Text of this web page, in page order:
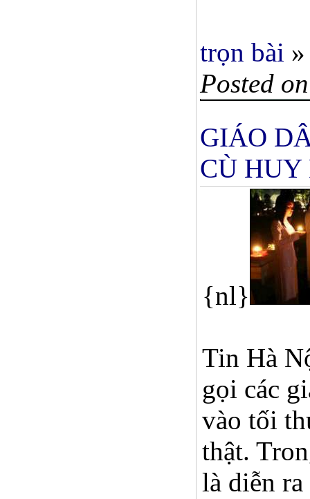
trọn bài »
Posted
GIÁO
CÙ
{nl}
Tin Hà
gọi các
vào tối
thật.
là diễn